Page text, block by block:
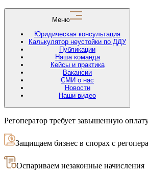
Меню
Юридическая консультация
Калькулятор неустойки по ДДУ
Публикации
Наша команда
Кейсы и практика
Вакансии
СМИ о нас
Новости
Наши видео
Регоператор требует завышенную
Защищаем бизнес в спорах с
Оспариваем незаконные начисления